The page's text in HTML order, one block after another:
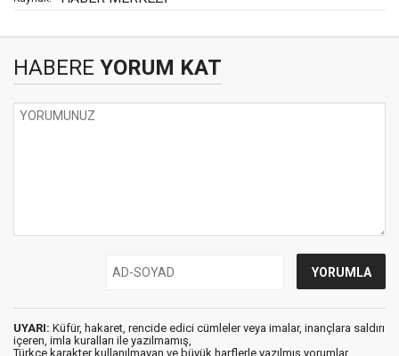
HABERE YORUM KAT
UYARI: Küfür, hakaret, rencide edici cümleler veya imalar, inançlara saldırı
içeren, imla kuralları ile yazılmamış,
Türkçe karakter kullanılmayan ve büyük harflerle yazılmış yorumlar